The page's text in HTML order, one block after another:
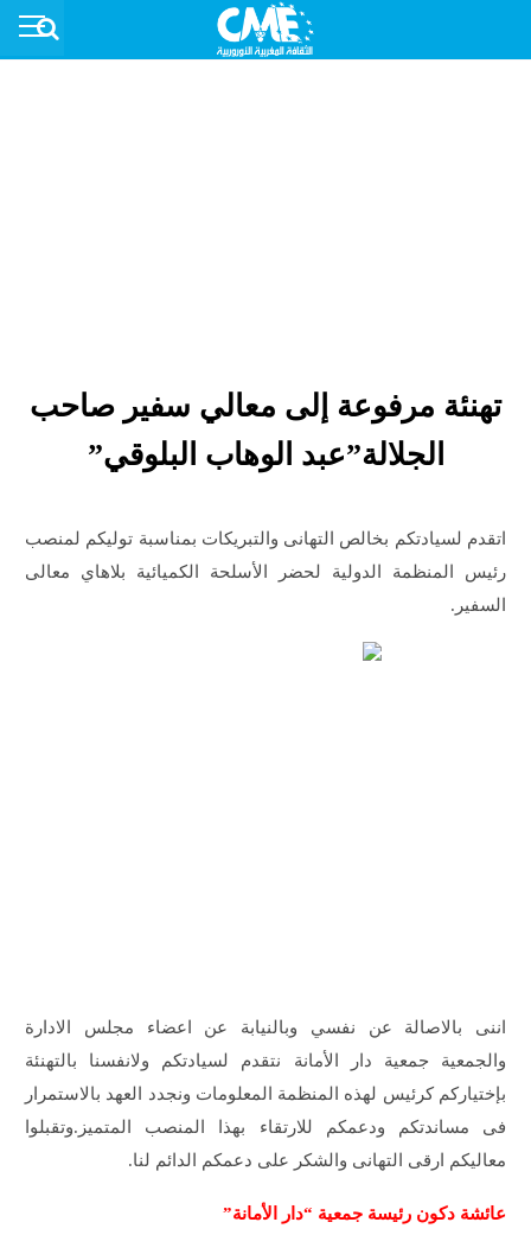
تهنئة مرفوعة إلى معالي سفير صاحب
الجلالة”عبد الوهاب البلوقي”
اتقدم لسيادتكم بخالص التهانى والتبريكات بمناسبة توليكم لمنصب
رئيس المنظمة الدولية لحضر الأسلحة الكميائية بلاهاي معالى
السفير.
اننى بالاصالة عن نفسي وبالنيابة عن اعضاء مجلس الادارة
والجمعية جمعية دار الأمانة نتقدم لسيادتكم ولانفسنا بالتهنئة
بإختياركم كرئيس لهذه المنظمة المعلومات ونجدد العهد بالاستمرار
فى مساندتكم ودعمكم للارتقاء بهذا المنصب المتميز.وتقبلوا
معاليكم ارقى التهانى والشكر على دعمكم الدائم لنا.
عائشة دكون رئيسة جمعية “دار الأمانة”